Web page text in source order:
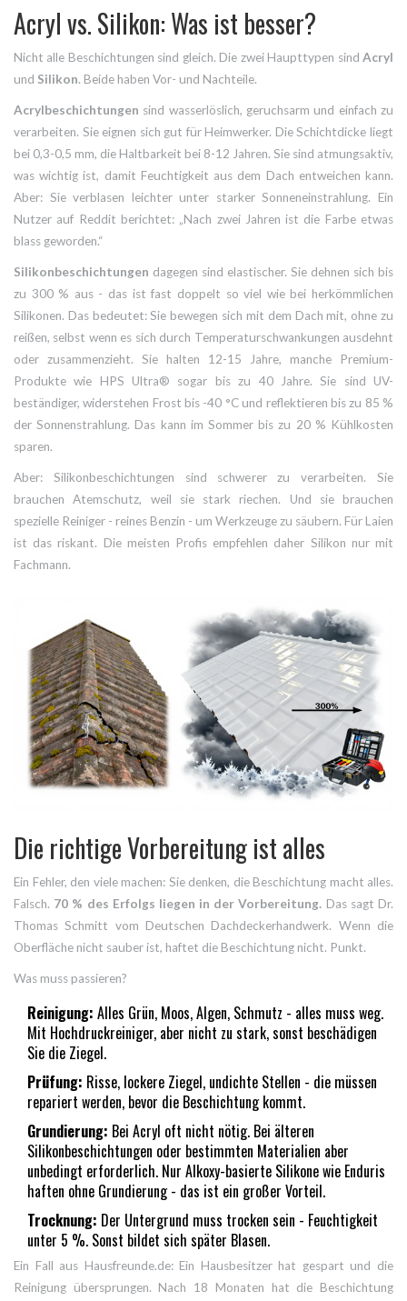
Acryl vs. Silikon: Was ist besser?
Nicht alle Beschichtungen sind gleich. Die zwei Haupttypen sind Acryl
und Silikon. Beide haben Vor- und Nachteile.
Acrylbeschichtungen sind wasserlöslich, geruchsarm und einfach zu
verarbeiten. Sie eignen sich gut für Heimwerker. Die Schichtdicke liegt
bei 0,3-0,5 mm, die Haltbarkeit bei 8-12 Jahren. Sie sind atmungsaktiv,
was wichtig ist, damit Feuchtigkeit aus dem Dach entweichen kann.
Aber: Sie verblasen leichter unter starker Sonneneinstrahlung. Ein
Nutzer auf Reddit berichtet: „Nach zwei Jahren ist die Farbe etwas
blass geworden.“
Silikonbeschichtungen dagegen sind elastischer. Sie dehnen sich bis
zu 300 % aus - das ist fast doppelt so viel wie bei herkömmlichen
Silikonen. Das bedeutet: Sie bewegen sich mit dem Dach mit, ohne zu
reißen, selbst wenn es sich durch Temperaturschwankungen ausdehnt
oder zusammenzieht. Sie halten 12-15 Jahre, manche Premium-
Produkte wie HPS Ultra® sogar bis zu 40 Jahre. Sie sind UV-
beständiger, widerstehen Frost bis -40 °C und reflektieren bis zu 85 %
der Sonnenstrahlung. Das kann im Sommer bis zu 20 % Kühlkosten
sparen.
Aber: Silikonbeschichtungen sind schwerer zu verarbeiten. Sie
brauchen Atemschutz, weil sie stark riechen. Und sie brauchen
spezielle Reiniger - reines Benzin - um Werkzeuge zu säubern. Für Laien
ist das riskant. Die meisten Profis empfehlen daher Silikon nur mit
Fachmann.
Die richtige Vorbereitung ist alles
Ein Fehler, den viele machen: Sie denken, die Beschichtung macht alles.
Falsch. 70 % des Erfolgs liegen in der Vorbereitung. Das sagt Dr.
Thomas Schmitt vom Deutschen Dachdeckerhandwerk. Wenn die
Oberfläche nicht sauber ist, haftet die Beschichtung nicht. Punkt.
Was muss passieren?
Reinigung: Alles Grün, Moos, Algen, Schmutz - alles muss weg.
Mit Hochdruckreiniger, aber nicht zu stark, sonst beschädigen
Sie die Ziegel.
Prüfung: Risse, lockere Ziegel, undichte Stellen - die müssen
repariert werden, bevor die Beschichtung kommt.
Grundierung: Bei Acryl oft nicht nötig. Bei älteren
Silikonbeschichtungen oder bestimmten Materialien aber
unbedingt erforderlich. Nur Alkoxy-basierte Silikone wie Enduris
haften ohne Grundierung - das ist ein großer Vorteil.
Trocknung: Der Untergrund muss trocken sein - Feuchtigkeit
unter 5 %. Sonst bildet sich später Blasen.
Ein Fall aus Hausfreunde.de: Ein Hausbesitzer hat gespart und die
Reinigung übersprungen. Nach 18 Monaten hat die Beschichtung